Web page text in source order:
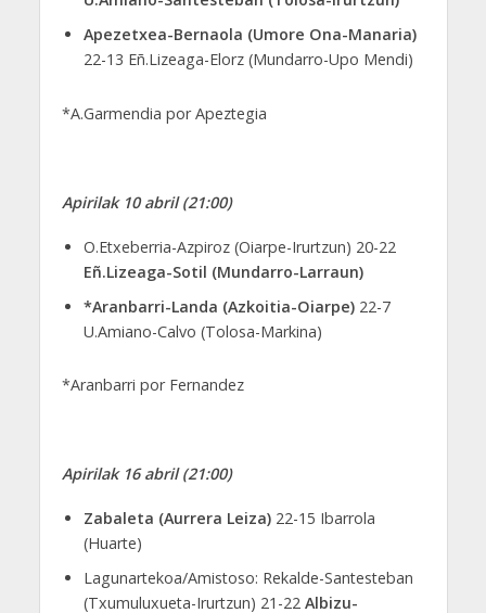
Apezetxea-Bernaola (Umore Ona-Manaria)
22-13 Eñ.Lizeaga-Elorz (Mundarro-Upo Mendi)
*A.Garmendia por Apeztegia
Apirilak 10 abril (21:00)
O.Etxeberria-Azpiroz (Oiarpe-Irurtzun) 20-22
Eñ.Lizeaga-Sotil (Mundarro-Larraun)
*Aranbarri-Landa (Azkoitia-Oiarpe)22-7
U.Amiano-Calvo (Tolosa-Markina)
*Aranbarri por Fernandez
Apirilak 16 abril (21:00)
Zabaleta (Aurrera Leiza)22-15 Ibarrola
(Huarte)
Lagunartekoa/Amistoso: Rekalde-Santesteban
(Txumuluxueta-Irurtzun) 21-22 Albizu-